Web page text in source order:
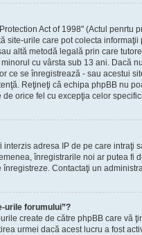
Act of 1998" (Actul penrtu
site-urile care pot colecta
altă metodă legală prin care
cu vârsta sub 13 ani. Dacă
ce se înregistrează - sau acestui
Reţineţi că echipa phpBB nu
orice fel cu excepţia celor
adresa IP de pe care intraţi
înregistrarile noi ar putea fi
Contactaţi un
urile forumului”?
create de către phpBB care vă
urmei dacă acest lucru a fost